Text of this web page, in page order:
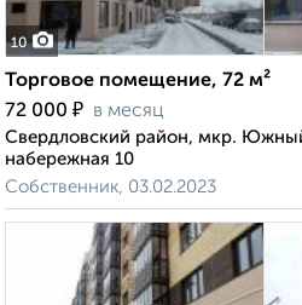
10
Торговое помещение, 72 м²
72 000 ₽ в месяц
Свердловский район, мкр.
набережная 10
Собственник, 03.02.2023